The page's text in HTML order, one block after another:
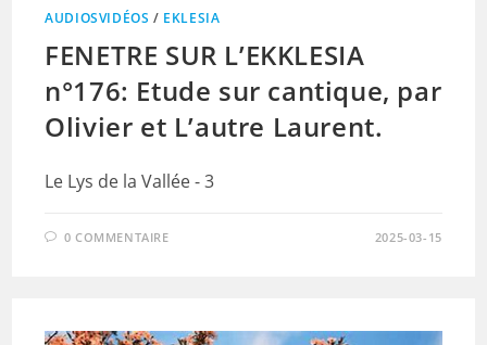
AUDIOSVIDÉOS / EKLESIA
FENETRE SUR L’EKKLESIA
n°176: Etude sur cantique, par
Olivier et L’autre Laurent.
Le Lys de la Vallée - 3
0 COMMENTAIRE 2025-03-15